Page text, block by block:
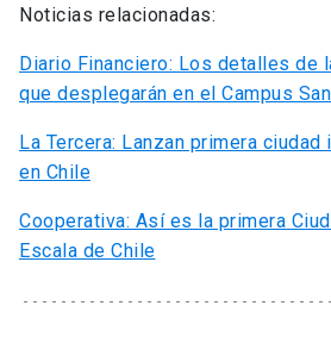
Noticias relacionadas:
Diario Financiero: Los detalles de
que desplegarán en el Campus
La Tercera: Lanzan primera
en Chile
Cooperativa: Así es la primera
Escala de Chile